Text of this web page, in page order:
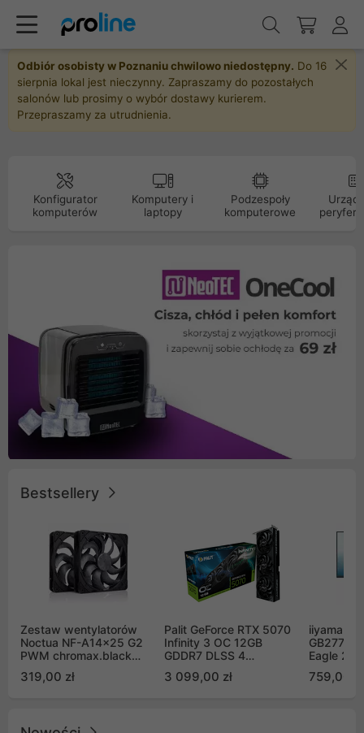
Odbiór osobisty w Poznaniu chwilowo niedostępny. Do 16
sierpnia lokal jest nieczynny. Zapraszamy do pozostałych
salonów lub prosimy o wybór dostawy kurierem.
Przepraszamy za utrudnienia.
Konfigurator
komputerów
Komputery i
laptopy
Podzespoły
komputerowe
Bestsellery
Zestaw wentylatorów
Noctua NF-A14x25 G2
PWM chromax.black
Push Pull (2szt)
319,00 zł
Palit GeForce RTX 5070
Infinity 3 OC 12GB
GDDR7 DLSS 4
GB2050S)
3 099,00 zł
iiyama G-
Eagle 27"
759,00 zł